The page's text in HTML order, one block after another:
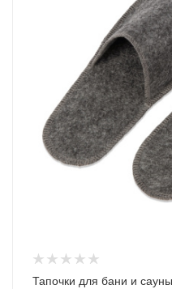
Тапочки для бани и